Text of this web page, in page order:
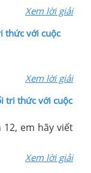
Xem lời giải
thức với cuộc
Xem lời giải
tri thức với cuộc
em hãy viết
Xem lời giải